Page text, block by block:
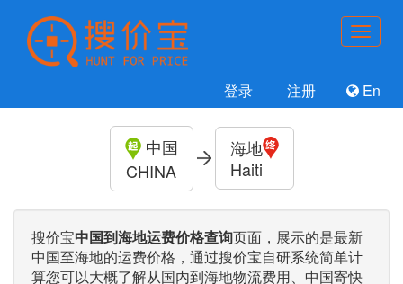
登录 注册 En
中国
CHINA
海地
Haiti
搜价宝中国到海地运费价格查询页面，展示的是最新
中国至海地的运费价格，通过搜价宝自研系统简单计
算您可以大概了解从国内到海地物流费用、中国寄快